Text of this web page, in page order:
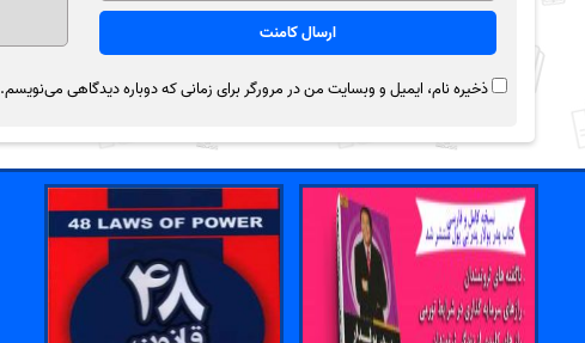
ذخیره نام، ایمیل و وبسایت من در مرورگر برای زمانی که دوباره دیدگاهی می‌نویسم.